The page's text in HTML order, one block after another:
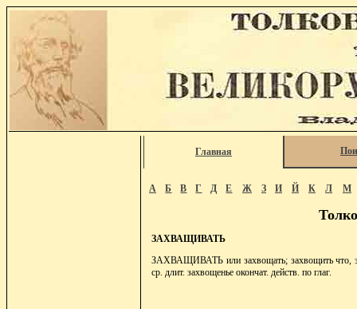
Главная
А Б В Г Д Е Ж З И Й К Л М
ЗАХВАЩИВАТЬ
ЗАХВАЩИВАТЬ или захвощать; захвощить что,
ср. длит. захвощенье окончат. действ. по глаг.